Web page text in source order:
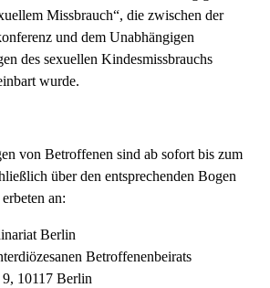
Missbrauch“, die zwischen der
und dem Unabhängigen
des sexuellen Kindesmissbrauchs
wurde.
von Betroffenen sind ab sofort bis zum
über den entsprechenden Bogen
an:
Berlin
Betroffenenbeirats
10117 Berlin